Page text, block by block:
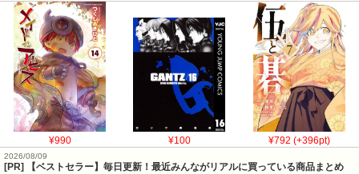
¥990 ¥100 ¥792 (+396pt)
2026/08/09
[PR] 【ベストセラー】毎日更新！最近みんながリアルに買っている商品まとめ